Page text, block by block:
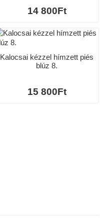
14 800Ft
Kalocsai kézzel hímzett piés
blúz 8.
15 800Ft